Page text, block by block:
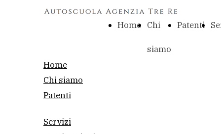
Home Chi
siamo
Patenti
Home
Chi siamo
Patenti
Servizi